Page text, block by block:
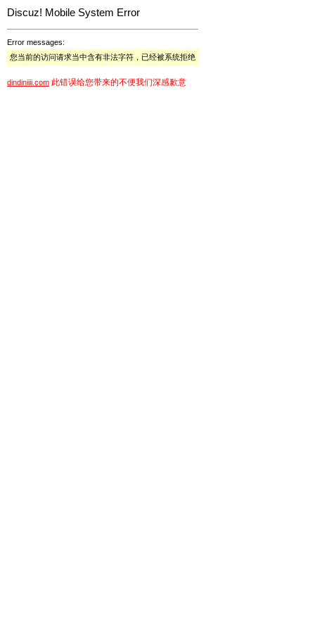
Discuz! Mobile System Error
Error messages:
您当前的访问请求当中含有非法字符，已经被系统拒绝
dindiniiii.com 此错误给您带来的不便我们深感歉意